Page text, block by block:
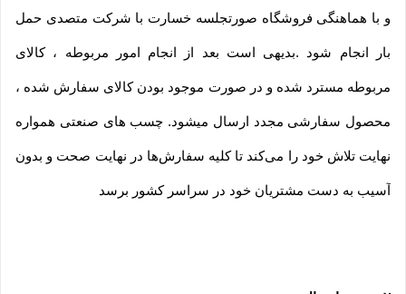
و با هماهنگی فروشگاه صورتجلسه خسارت با شرکت متصدی حمل
بار انجام شود .بدیهی است بعد از انجام امور مربوطه ، کالای
مربوطه مسترد شده و در صورت موجود بودن کالای سفارش شده ،
محصول سفارشی مجدد ارسال میشود. چسب های صنعتی همواره
نهایت تلاش خود را می‏‌کند تا کلیه سفارش‏‌ها در نهایت صحت و بدون
آسیب به دست مشتریان خود در سراسر کشور برسد